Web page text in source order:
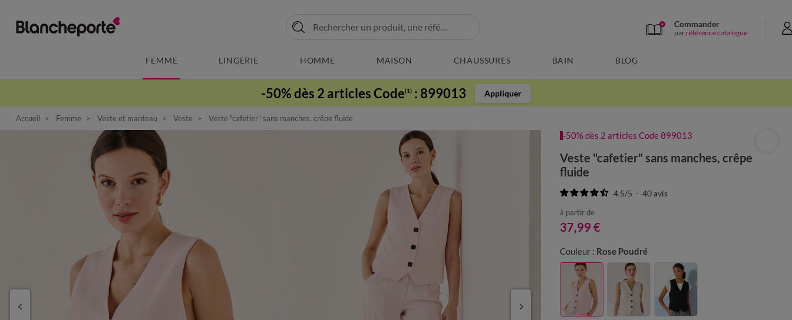
Commander
par référence catalogue
FEMME LINGERIE HOMME MAISON CHAUSSURES BAIN BLOG
-50% dès 2 articles Code(1) : 899013 Appliquer
Accueil Femme Veste et manteau Veste Veste "cafetier" sans manches, crêpe fluide
-50% dès 2 articles Code 899013
Veste "cafetier" sans manches, crêpe
fluide
4.5/5 - 40avis
à partir de
37,99 €
Couleur : Rose Poudré